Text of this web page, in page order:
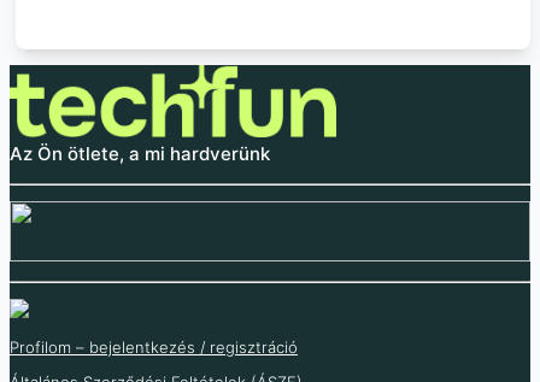
Az Ön ötlete, a mi hardverünk
Profilom – bejelentkezés / regisztráció